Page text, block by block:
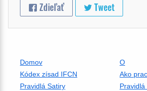
Zdieľať Tweet
Domov
O
Kódex zísad IFCN
Ako
Pravidlá Satiry